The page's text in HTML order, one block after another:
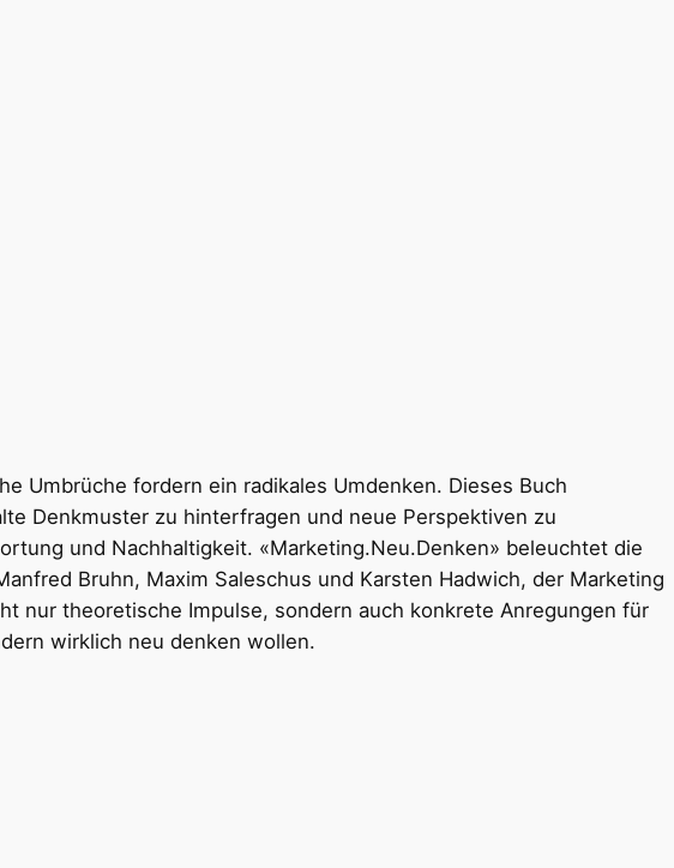
Umbrüche fordern ein radikales Umdenken. Dieses Buch
Denkmuster zu hinterfragen und neue Perspektiven zu
und Nachhaltigkeit. «Marketing.Neu.Denken» beleuchtet die
Bruhn, Maxim Saleschus und Karsten Hadwich, der Marketing
nur theoretische Impulse, sondern auch konkrete Anregungen für
wirklich neu denken wollen.